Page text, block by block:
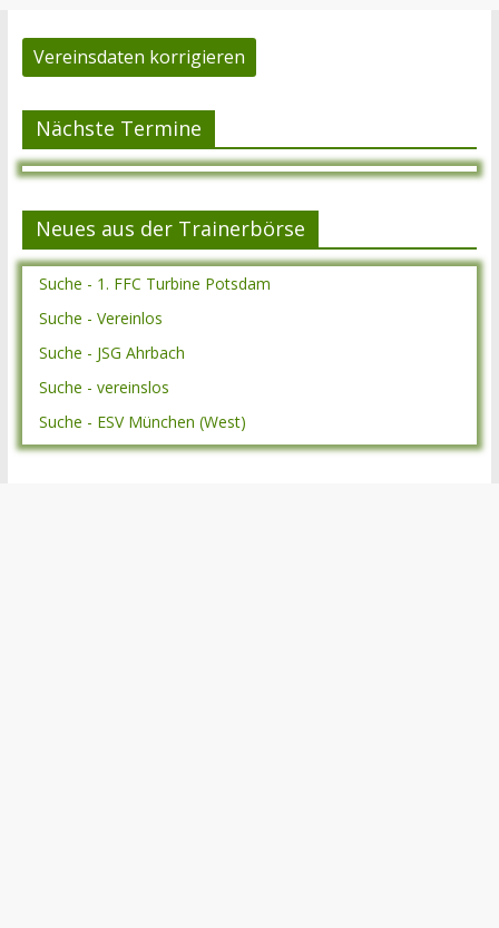
Vereinsdaten korrigieren
Nächste Termine
Neues aus der Trainerbörse
Suche - 1. FFC Turbine Potsdam
Suche - Vereinlos
Suche - JSG Ahrbach
Suche - vereinslos
Suche - ESV München (West)